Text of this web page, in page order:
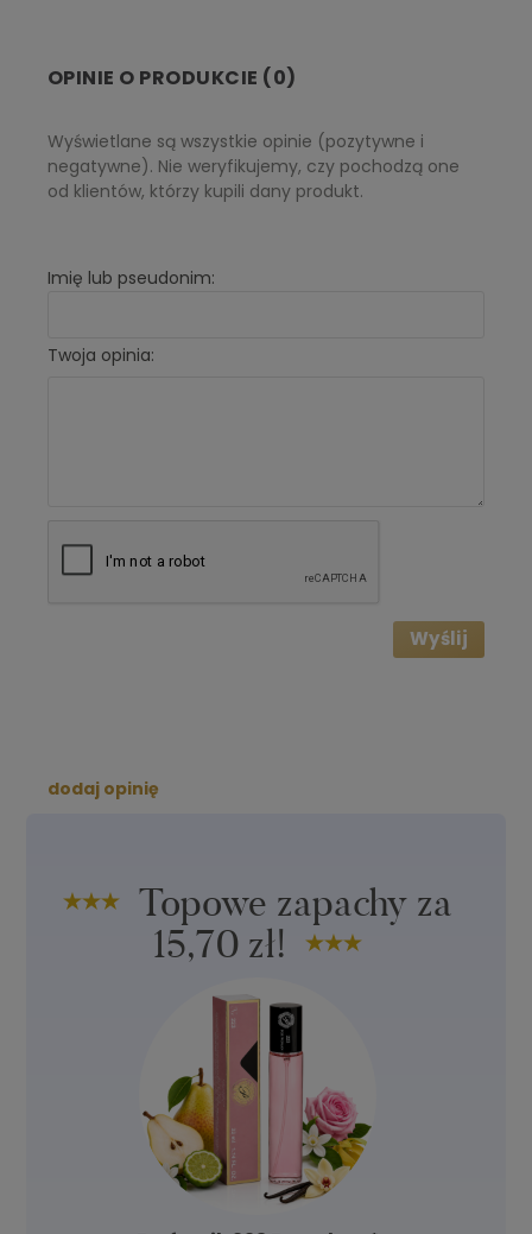
Nuta głowy:cytrusy, nuty owocowe, pomarańcza
Nuta bazy:cedr, wanilia
OPINIE O PRODUKCIE (0)
Wyświetlane są wszystkie opinie (pozytywne i
negatywne). Nie weryfikujemy, czy pochodzą one
od klientów, którzy kupili dany produkt.
Imię lub pseudonim:
Twoja opinia:
Wyślij
dodaj opinię
Topowe zapachy za
15,70 zł!